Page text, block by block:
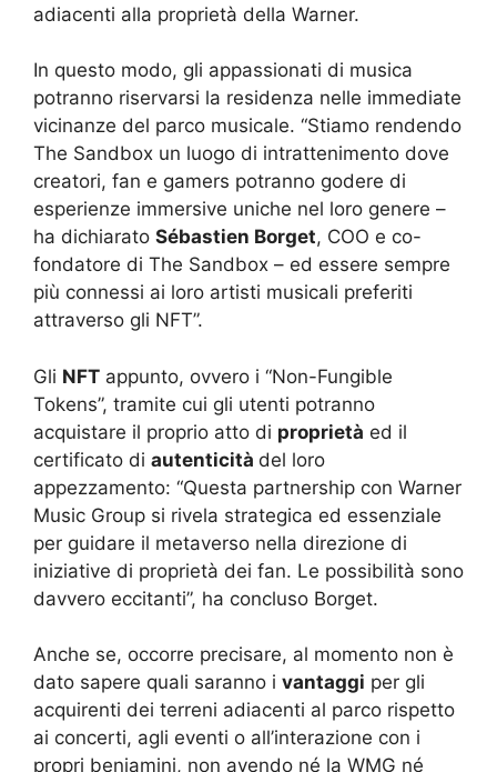
adiacenti alla proprietà della Warner.
In questo modo, gli appassionati di musica
potranno riservarsi la residenza nelle immediate
vicinanze del parco musicale. “Stiamo rendendo
The Sandbox un luogo di intrattenimento dove
creatori, fan e gamers potranno godere di
esperienze immersive uniche nel loro genere –
ha dichiarato Sébastien Borget, COO e co-
fondatore di The Sandbox – ed essere sempre
più connessi ai loro artisti musicali preferiti
attraverso gli NFT”.
Gli NFT appunto, ovvero i “Non-Fungible
Tokens”, tramite cui gli utenti potranno
acquistare il proprio atto di proprietà ed il
certificato di autenticità del loro
appezzamento: “Questa partnership con Warner
Music Group si rivela strategica ed essenziale
per guidare il metaverso nella direzione di
iniziative di proprietà dei fan. Le possibilità sono
davvero eccitanti”, ha concluso Borget.
Anche se, occorre precisare, al momento non è
dato sapere quali saranno i vantaggi per gli
acquirenti dei terreni adiacenti al parco rispetto
ai concerti, agli eventi o all’interazione con i
propri beniamini, non avendo né la WMG né